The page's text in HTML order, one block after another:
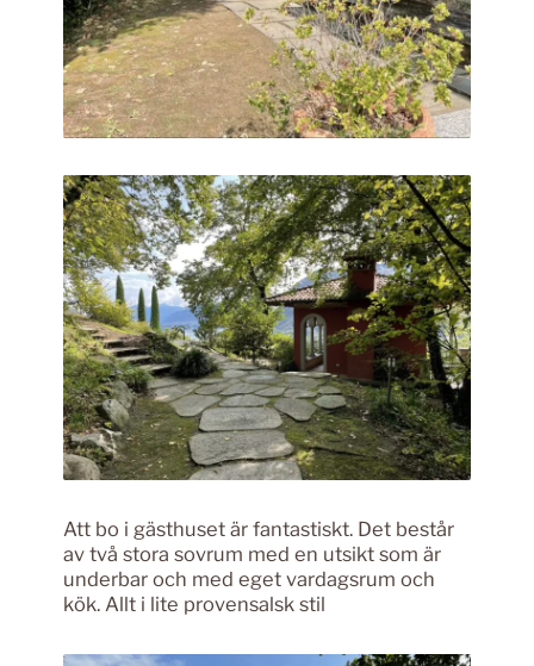
Att bo i gästhuset är fantastiskt. Det består
av två stora sovrum med en utsikt som är
underbar och med eget vardagsrum och
kök. Allt i lite provensalsk stil